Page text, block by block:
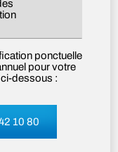
ponctuelle
pour votre
dessous :
10 80